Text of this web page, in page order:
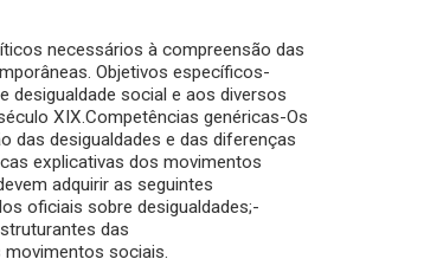
necessários à compreensão das
Objetivos específicos-
social e aos diversos
XIX.Competências genéricas-Os
das desigualdades e das diferenças
explicativas dos movimentos
adquirir as seguintes
oficiais sobre desigualdades;-
das
movimentos sociais.